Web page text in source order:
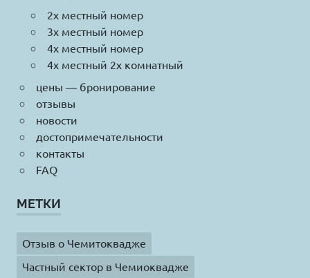
2х местный номер
3х местный номер
4х местный номер
4х местный 2х комнатный
цены — бронирование
отзывы
новости
достопримечательности
контакты
FAQ
МЕТКИ
Отзыв о Чемитоквадже
Частный сектор в Чемиоквадже